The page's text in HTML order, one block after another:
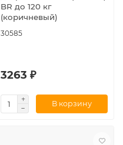
BR до 120 кг
(коричневый)
30585
3263 ₽
В корзину